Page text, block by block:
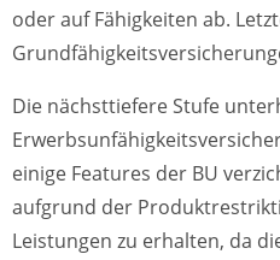
oder auf Fähigkeiten ab.
Die nächsttiefere Stufe
einige Features der BU
aufgrund der
Leistungen zu erhalten, da